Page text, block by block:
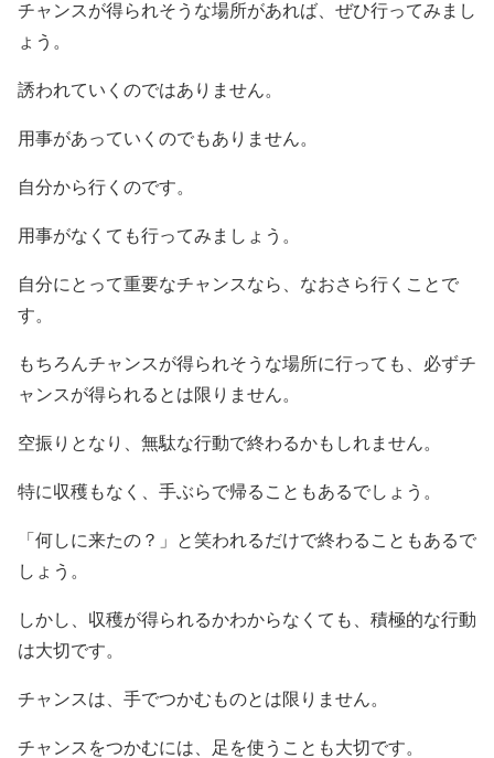
チャンスが得られそうな場所があれば、ぜひ行ってみまし
ょう。
誘われていくのではありません。
用事があっていくのでもありません。
自分から行くのです。
用事がなくても行ってみましょう。
自分にとって重要なチャンスなら、なおさら行くことで
す。
もちろんチャンスが得られそうな場所に行っても、必ずチ
ャンスが得られるとは限りません。
空振りとなり、無駄な行動で終わるかもしれません。
特に収穫もなく、手ぶらで帰ることもあるでしょう。
「何しに来たの？」と笑われるだけで終わることもあるで
しょう。
しかし、収穫が得られるかわからなくても、積極的な行動
は大切です。
チャンスは、手でつかむものとは限りません。
チャンスをつかむには、足を使うことも大切です。